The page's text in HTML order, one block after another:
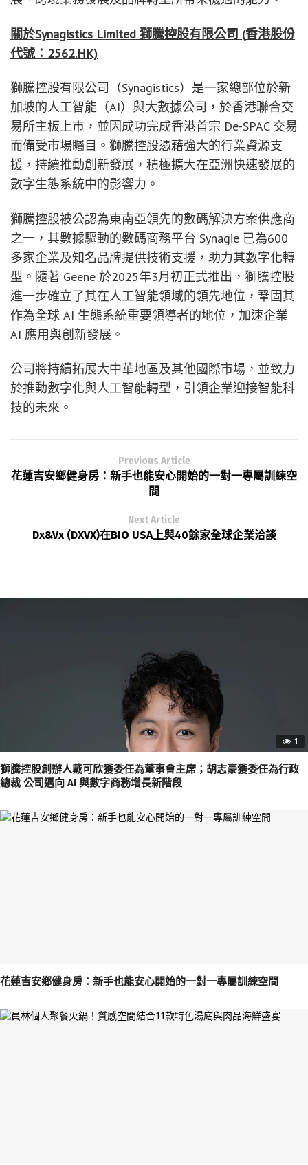
關於Synagistics Limited 獅騰控股有限公司 (香港股份
代號： 2562.HK)
獅騰控股有限公司（Synagistics）是一家總部位於新
加坡的人工智能（AI）與大數據公司，於香港聯合交
易所主板上市，並因成功完成香港首宗 De-SPAC 交易
而備受市場矚目。獅騰控股憑藉強大的行業資源支
援，持續推動創新發展，積極擴大在亞洲快速發展的
數字生態系統中的影響力。
獅騰控股被公認為東南亞領先的數碼解決方案供應商
之一，其數據驅動的數碼商務平台 Synagie 已為600
多家企業及知名品牌提供技術支援，助力其數字化轉
型。隨著 Geene 於2025年3月初正式推出，獅騰控股
進一步確立了其在人工智能領域的領先地位，鞏固其
作為全球 AI 生態系統重要領導者的地位，加速企業
AI 應用與創新發展。
公司將持續拓展大中華地區及其他國際市場，並致力
於推動數字化與人工智能轉型，引領企業迎接智能科
技的未來。
Previous Article
花蓮吉安鄉健身房：新手也能安心開始的一對一專屬訓練空
間
Next Article
Dx&Vx (DXVX)在BIO USA上與40餘家全球企業洽談
1
獅騰控股創辦人戴可欣獲委任為董事會主席；胡志豪獲委任為行政
總裁 公司邁向 AI 與數字商務增長新階段
花蓮吉安鄉健身房：新手也能安心開始的一對一專屬訓練空間